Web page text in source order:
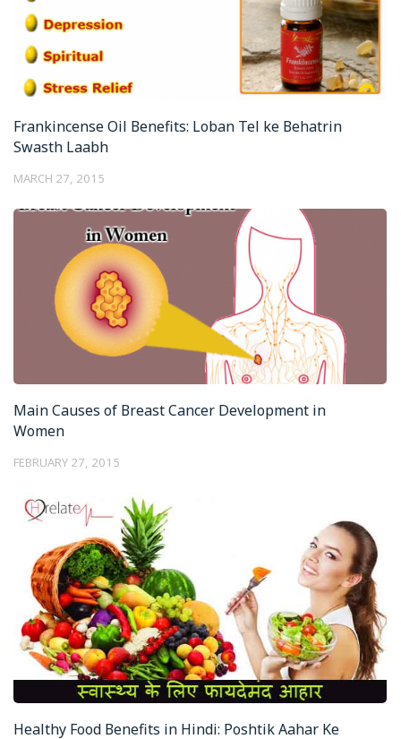
Frankincense Oil Benefits: Loban Tel ke Behatrin
Swasth Laabh
MARCH 27, 2015
Main Causes of Breast Cancer Development in
Women
FEBRUARY 27, 2015
Healthy Food Benefits in Hindi: Poshtik Aahar Ke